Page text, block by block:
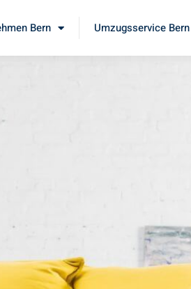
Bern Umzugsservice Bern